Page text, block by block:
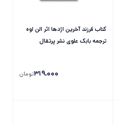
کتاب فرزند آخرین اژدها اثر الن اوه
ترجمه بابک علوی نشر پرتقال
319,000تومان